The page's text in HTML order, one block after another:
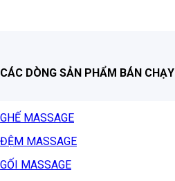
CÁC DÒNG SẢN PHẨM BÁN CHẠY
GHẾ MASSAGE
ĐỆM MASSAGE
GỐI MASSAGE